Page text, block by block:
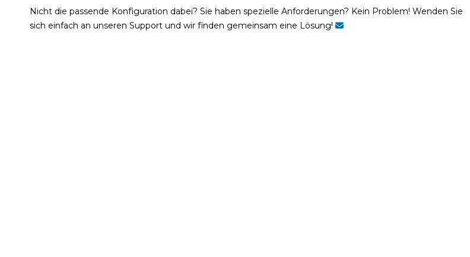
Nicht die passende Konfiguration dabei? Sie haben spezielle Anforderungen? Kein Problem! Wenden Sie
sich einfach an unseren Support und wir finden gemeinsam eine Lösung!